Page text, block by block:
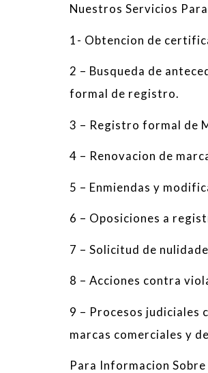
Nuestros Servicios
1- Obtencion de
2 – Busqueda de
formal de registro.
3 – Registro formal de
4 – Renovacion de
5 – Enmiendas y
6 – Oposiciones a
7 – Solicitud de
8 – Acciones contra
9 – Procesos judiciales
marcas comerciales y
Para Informacion